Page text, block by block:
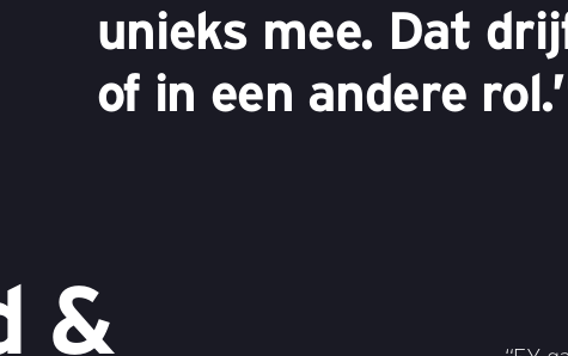
unieks mee. Dat
of in een andere
&